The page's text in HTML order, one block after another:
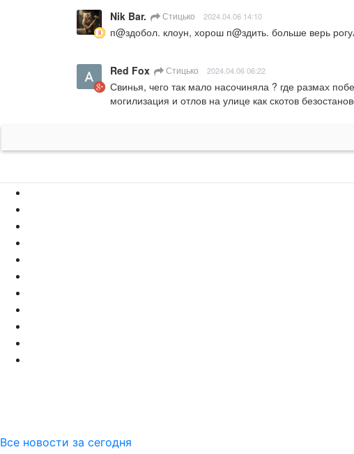
Nik Bar. Стицько 2024.04.06 14:10
п@здобол. клоун, хорош п@здить. больше верь
Red Fox Стицько 2024.04.06 06:22
Свинья, чего так мало насочиняла ? где размах
могилизация и отлов на улице как скотов
Все новости за сегодня